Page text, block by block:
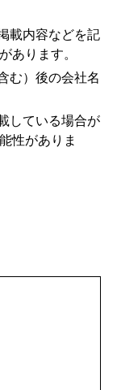
載内容などを記
あります。
む）後の会社名
している場合が
性がありま